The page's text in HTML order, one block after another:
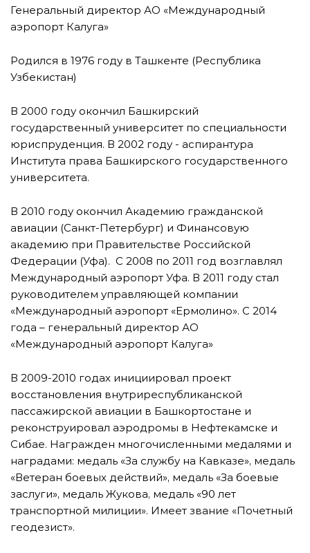
Генеральный директор АО «Международный
аэропорт Калуга»
Родился в 1976 году в Ташкенте (Республика
Узбекистан)
В 2000 году окончил Башкирский
государственный университет по специальности
юриспруденция. В 2002 году - аспирантура
Института права Башкирского государственного
университета.
В 2010 году окончил Академию гражданской
авиации (Санкт-Петербург) и Финансовую
академию при Правительстве Российской
Федерации (Уфа). С 2008 по 2011 год возглавлял
Международный аэропорт Уфа. В 2011 году стал
руководителем управляющей компании
«Международный аэропорт «Ермолино». С 2014
года – генеральный директор АО
«Международный аэропорт Калуга»
В 2009-2010 годах инициировал проект
восстановления внутриреспубликанской
пассажирской авиации в Башкортостане и
реконструировал аэродромы в Нефтекамске и
Сибае. Награжден многочисленными медалями и
наградами: медаль «За службу на Кавказе», медаль
«Ветеран боевых действий», медаль «За боевые
заслуги», медаль Жукова, медаль «90 лет
транспортной милиции». Имеет звание «Почетный
геодезист».